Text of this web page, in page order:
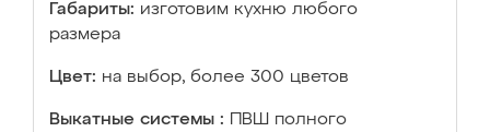
Габариты: изготовим кухню любого
размера
Цвет: на выбор, более 300 цветов
Выкатные системы :
ПВШ полного